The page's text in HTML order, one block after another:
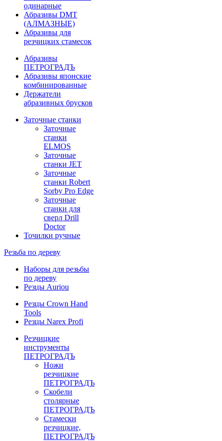
одинарные
Абразивы DMT
(АЛМАЗНЫЕ)
Абразивы для
резчицких стамесок
Абразивы
ПЕТРОГРАДЪ
Абразивы японские
комбинированные
Держатели
абразивных брусков
Заточные станки
Заточные
станки
ELMOS
Заточные
станки JET
Заточные
станки Robert
Sorby Pro Edge
Заточные
станки для
сверл Drill
Doctor
Точилки ручные
Резьба по дереву
Наборы для резьбы
по дереву
Резцы Auriou
Резцы Crown Hand
Tools
Резцы Narex Profi
Резчицкие
инструменты
ПЕТРОГРАДЪ
Ножи
резчицкие
ПЕТРОГРАДЪ
Скобели
столярные
ПЕТРОГРАДЪ
Стамески
резчицкие,
ПЕТРОГРАДЪ